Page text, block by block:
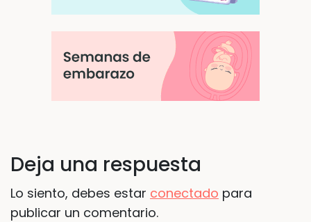
Deja una respuesta
Lo siento, debes estar conectado para
publicar un comentario.